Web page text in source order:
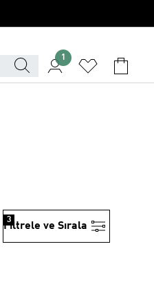
1
Filtrele ve Sırala
3